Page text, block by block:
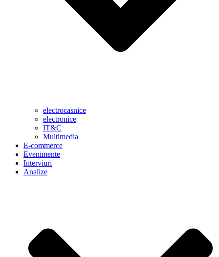
electrocasnice
electronice
IT&C
Multimedia
E-commerce
Evenimente
Interviuri
Analize